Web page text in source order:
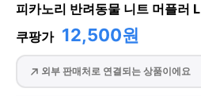
피카노리 반려동물 니트 머플러 L
쿠팡가 12,500원
외부 판매처로 연결되는 상품이에요